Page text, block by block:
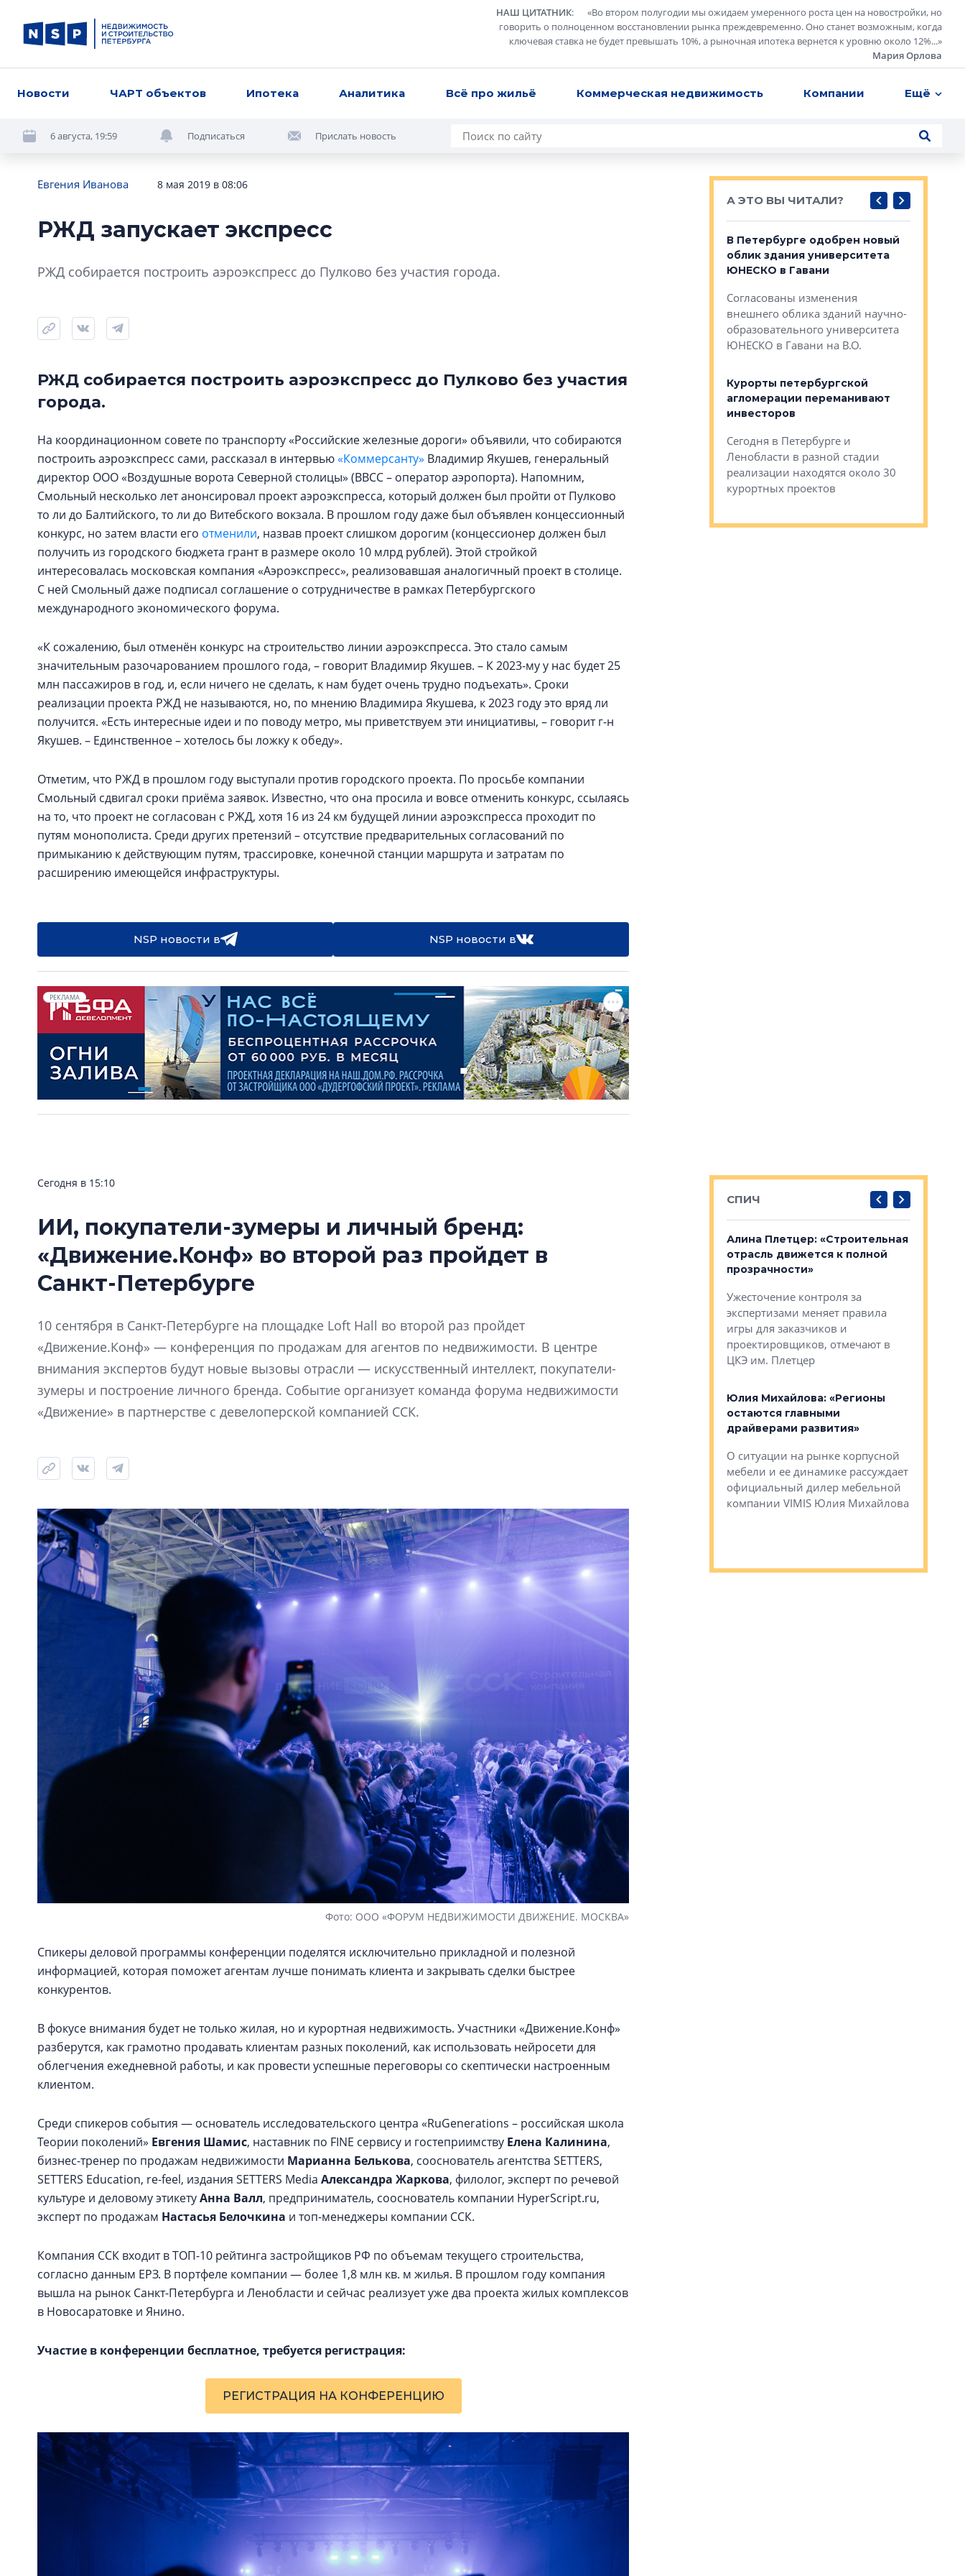
НАШ ЦИТАТНИК: «Во втором полугодии мы ожидаем умеренного роста цен на новостройки, но
говорить о полноценном восстановлении рынка преждевременно. Оно станет возможным, когда
ключевая ставка не будет превышать 10%, а рыночная ипотека вернется к уровню около 12%...»
Мария Орлова
Новости ЧАРТ объектов Ипотека Аналитика Всё про жильё Коммерческая недвижимость Компании Ещё
6 августа, 19:59 Подписаться Прислать новость
Евгения Иванова 8 мая 2019 в 08:06
РЖД запускает экспресс
РЖД собирается построить аэроэкспресс до Пулково без участия города.
РЖД собирается построить аэроэкспресс до Пулково без участия
города.
На координационном совете по транспорту «Российские железные дороги» объявили, что собираются
построить аэроэкспресс сами, рассказал в интервью«Коммерсанту» Владимир Якушев, генеральный
директор ООО «Воздушные ворота Северной столицы» (ВВСС – оператор аэропорта). Напомним,
Смольный несколько лет анонсировал проект аэроэкспресса, который должен был пройти от Пулково
то ли до Балтийского, то ли до Витебского вокзала. В прошлом году даже был объявлен концессионный
конкурс, но затем власти его отменили, назвав проект слишком дорогим (концессионер должен был
получить из городского бюджета грант в размере около 10 млрд рублей). Этой стройкой
интересовалась московская компания «Аэроэкспресс», реализовавшая аналогичный проект в столице.
С ней Смольный даже подписал соглашение о сотрудничестве в рамках Петербургского
международного экономического форума.
«К сожалению, был отменён конкурс на строительство линии аэроэкспресса. Это стало самым
значительным разочарованием прошлого года, – говорит Владимир Якушев. – К 2023-му у нас будет 25
млн пассажиров в год, и, если ничего не сделать, к нам будет очень трудно подъехать». Сроки
реализации проекта РЖД не называются, но, по мнению Владимира Якушева, к 2023 году это вряд ли
получится. «Есть интересные идеи и по поводу метро, мы приветствуем эти инициативы, – говорит г-н
Якушев. – Единственное – хотелось бы ложку к обеду».
Отметим, что РЖД в прошлом году выступали против городского проекта. По просьбе компании
Смольный сдвигал сроки приёма заявок. Известно, что она просила и вовсе отменить конкурс, ссылаясь
на то, что проект не согласован с РЖД, хотя 16 из 24 км будущей линии аэроэкспресса проходит по
путям монополиста. Среди других претензий – отсутствие предварительных согласований по
примыканию к действующим путям, трассировке, конечной станции маршрута и затратам по
расширению имеющейся инфраструктуры.
NSP новости в NSP новости в
РЕКЛАМА
А ЭТО ВЫ ЧИТАЛИ?
В Петербурге одобрен новый
облик здания университета
ЮНЕСКО в Гавани
Согласованы изменения
внешнего облика зданий научно-
образовательного университета
ЮНЕСКО в Гавани на В.О.
Курорты петербургской
агломерации переманивают
инвесторов
Сегодня в Петербурге и
Ленобласти в разной стадии
реализации находятся около 30
курортных проектов
Сегодня в 15:10
ИИ, покупатели-зумеры и личный бренд:
«Движение.Конф» во второй раз пройдет в
Санкт-Петербурге
10 сентября в Санкт-Петербурге на площадке Loft Hall во второй раз пройдет
«Движение.Конф» — конференция по продажам для агентов по недвижимости. В центре
внимания экспертов будут новые вызовы отрасли — искусственный интеллект, покупатели-
зумеры и построение личного бренда. Событие организует команда форума недвижимости
«Движение» в партнерстве с девелоперской компанией ССК.
Фото: ООО «ФОРУМ НЕДВИЖИМОСТИ ДВИЖЕНИЕ. МОСКВА»
Спикеры деловой программы конференции поделятся исключительно прикладной и полезной
информацией, которая поможет агентам лучше понимать клиента и закрывать сделки быстрее
конкурентов.
В фокусе внимания будет не только жилая, но и курортная недвижимость. Участники «Движение.Конф»
разберутся, как грамотно продавать клиентам разных поколений, как использовать нейросети для
облегчения ежедневной работы, и как провести успешные переговоры со скептически настроенным
клиентом.
Среди спикеров события — основатель исследовательского центра «RuGenerations – российская школа
Теории поколений» Евгения Шамис, наставник по FINE сервису и гостеприимству Елена Калинина,
бизнес-тренер по продажам недвижимости Марианна Белькова, сооснователь агентства SETTERS,
SETTERS Education, re-feel, издания SETTERS Media Александра Жаркова, филолог, эксперт по речевой
культуре и деловому этикетуАнна Валл, предприниматель, сооснователь компании HyperScript.ru,
эксперт по продажам Настасья Белочкина и топ-менеджеры компании ССК.
Компания ССК входит в ТОП-10 рейтинга застройщиков РФ по объемам текущего строительства,
согласно данным ЕРЗ. В портфеле компании — более 1,8 млн кв. м жилья. В прошлом году компания
вышла на рынок Санкт-Петербурга и Ленобласти и сейчас реализует уже два проекта жилых комплексов
в Новосаратовке и Янино.
Участие в конференции бесплатное, требуется регистрация:
РЕГИСТРАЦИЯ НА КОНФЕРЕНЦИЮ
СПИЧ
перемен в ЖК может быть
Карина Шальнова: «Будущее за
рынок апарт-отелей»
Алина Плетцер: «Строительная
отрасль движется к полной
прозрачности»
Ужесточение контроля за
экспертизами меняет правила
игры для заказчиков и
проектировщиков, отмечают в
ЦКЭ им. Плетцер
Юлия Михайлова: «Регионы
остаются главными
драйверами развития»
О ситуации на рынке корпусной
мебели и ее динамике рассуждает
официальный дилер мебельной
компании VIMIS Юлия Михайлова